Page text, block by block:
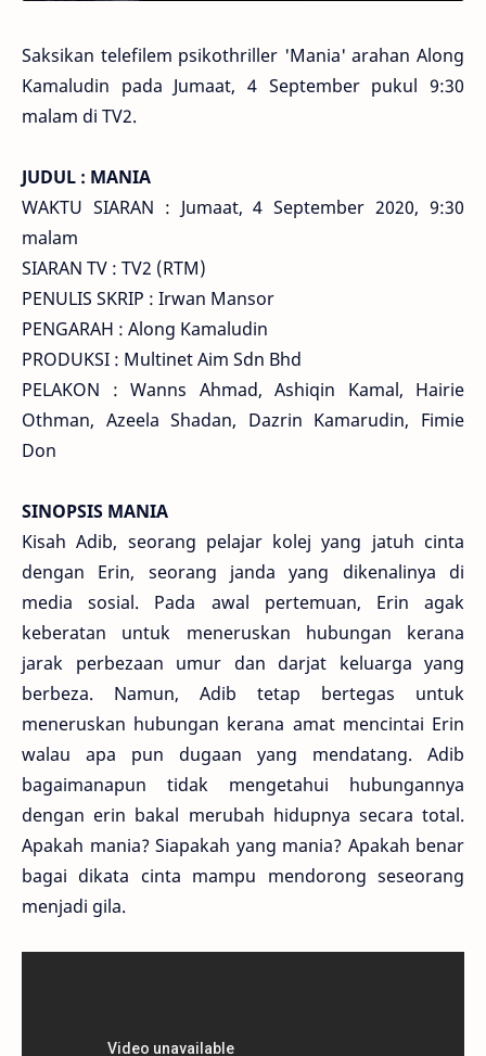
Saksikan telefilem psikothriller 'Mania' arahan Along
Kamaludin pada Jumaat, 4 September pukul 9:30
malam di TV2.
JUDUL : MANIA
WAKTU SIARAN : Jumaat, 4 September 2020, 9:30
malam
SIARAN TV : TV2 (RTM)
PENULIS SKRIP : Irwan Mansor
PENGARAH : Along Kamaludin
PRODUKSI : Multinet Aim Sdn Bhd
PELAKON : Wanns Ahmad, Ashiqin Kamal, Hairie
Othman, Azeela Shadan, Dazrin Kamarudin, Fimie
Don
SINOPSIS MANIA
Kisah Adib, seorang pelajar kolej yang jatuh cinta
dengan Erin, seorang janda yang dikenalinya di
media sosial. Pada awal pertemuan, Erin agak
keberatan untuk meneruskan hubungan kerana
jarak perbezaan umur dan darjat keluarga yang
berbeza. Namun, Adib tetap bertegas untuk
meneruskan hubungan kerana amat mencintai Erin
walau apa pun dugaan yang mendatang. Adib
bagaimanapun tidak mengetahui hubungannya
dengan erin bakal merubah hidupnya secara total.
Apakah mania? Siapakah yang mania? Apakah benar
bagai dikata cinta mampu mendorong seseorang
menjadi gila.